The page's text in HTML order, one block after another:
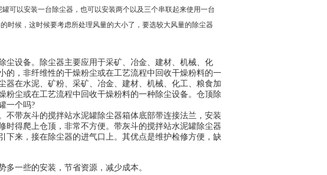
以安装一台除尘器，也可以安装两个以及三个串联起来使用一台
时候，这时候要考虑所处理风量的大小了，要选较大风量的除尘器
设备。除尘器主要应用于采矿、冶金、建材、机械、化
，非纤维性的干燥粉尘或在工艺流程中回收干燥粉料的一
在水泥、矿粉、采矿、冶金、建材、机械、化工、粮食加
尘或在工艺流程中回收干燥粉料的一种除尘设备。仓顶除
一个吗?
带灰斗的搅拌站水泥罐除尘器箱体底部带连接法兰，安装
得爬上仓顶，非常不方便。带灰斗的搅拌站水泥罐除尘器
来，接在除尘器的进气口上。其优点是维护检修方便，缺
一些的安装，节省资源，减少成本。